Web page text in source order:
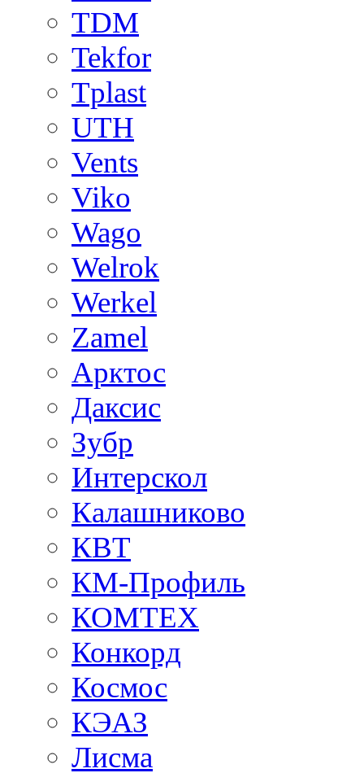
TDM
Tekfor
Tplast
UTH
Vents
Viko
Wago
Welrok
Werkel
Zamel
Арктос
Даксис
Зубр
Интерскол
Калашниково
КВТ
КМ-Профиль
КОМТЕХ
Конкорд
Космос
КЭАЗ
Лисма